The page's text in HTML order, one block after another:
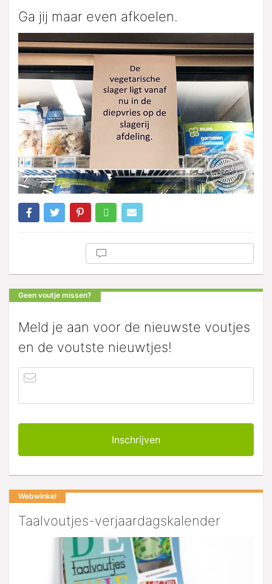
Ga jij maar even afkoelen.
Geen voutje missen?
Meld je aan voor de nieuwste voutjes
en de voutste nieuwtjes!
Webwinkel
Taalvoutjes-verjaardagskalender